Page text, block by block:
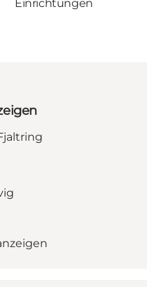
Einrichtungen